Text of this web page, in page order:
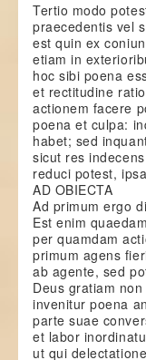
Tertio modo
praecedentis vel
est quin ex
etiam in
hoc sibi poena
et rectitudine
actionem facere
poena et culpa:
habet; sed
sicut res
reduci potest,
AD OBIECTA
Ad primum ergo
Est enim
per quamdam
primum agens
ab agente, sed
Deus gratiam
invenitur poena
parte suae
et labor
ut qui